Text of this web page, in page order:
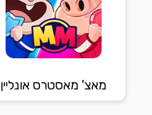
מאצ' מאסטרס אונליין